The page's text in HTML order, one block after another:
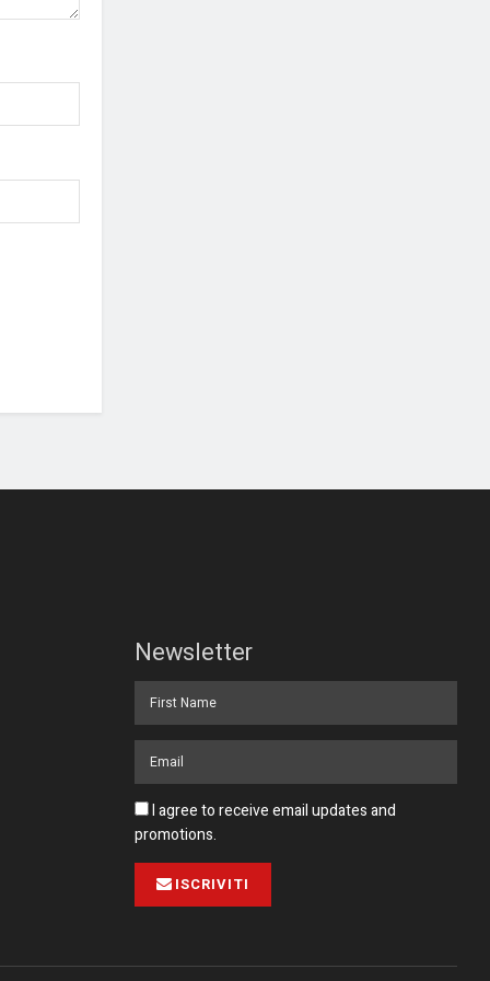
Newsletter
I agree to receive email updates and
promotions.
ISCRIVITI